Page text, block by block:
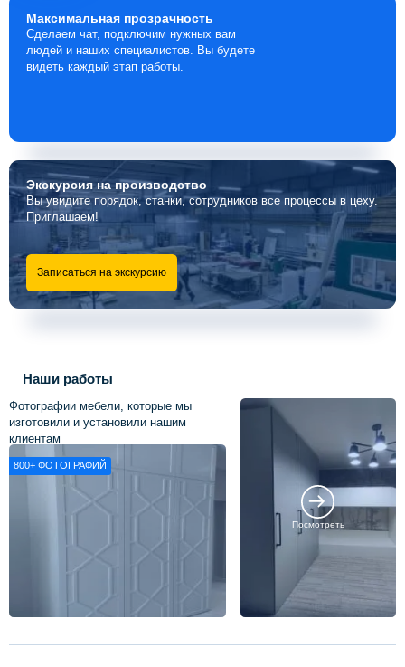
Максимальная прозрачность
Сделаем чат, подключим нужных вам
людей и наших специалистов. Вы будете
видеть каждый этап работы.
Экскурсияна производство
Вы увидите порядок, станки, сотрудников все процессы в цеху.
Приглашаем!
Записаться на экскурсию
Наши работы
Фотографии мебели, которые мы
изготовили и установили нашим
клиентам
800+ ФОТОГРАФИЙ
Посмотреть